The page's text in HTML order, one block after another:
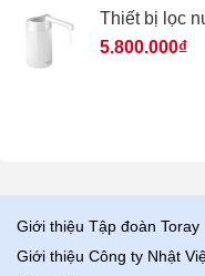
Thiết bị lọc
5.800.000₫
Giới thiệu Tập đoàn Toray
Giới thiệu Công ty Nhật